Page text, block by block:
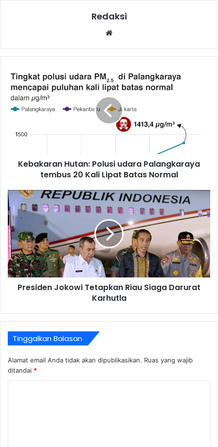
Redaksi
Kebakaran Hutan: Polusi udara Palangkaraya
tembus 20 Kali Lipat Batas Normal
Presiden Jokowi Tetapkan Riau Siaga Darurat
Karhutla
Tinggalkan Balasan
Alamat email Anda tidak akan dipublikasikan. Ruas yang wajib
ditandai *